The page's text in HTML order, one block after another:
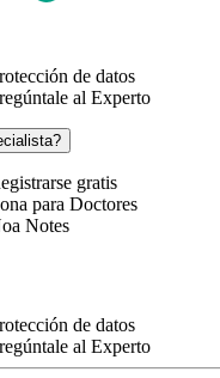
de datos
al Experto
gratis
para Doctores
Notes
de datos
al Experto